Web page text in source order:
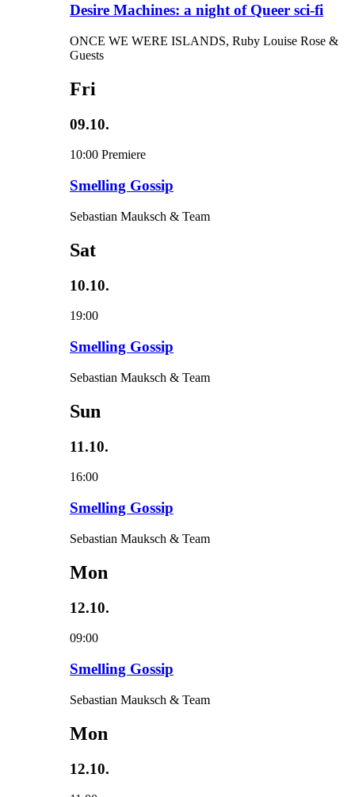
Desire Machines: a night of Queer sci-fi
ONCE WE WERE ISLANDS, Ruby Louise Rose &
Guests
Fri
09.10.
10:00 Premiere
Smelling Gossip
Sebastian Mauksch & Team
Sat
10.10.
19:00
Smelling Gossip
Sebastian Mauksch & Team
Sun
11.10.
16:00
Smelling Gossip
Sebastian Mauksch & Team
Mon
12.10.
09:00
Smelling Gossip
Sebastian Mauksch & Team
Mon
12.10.